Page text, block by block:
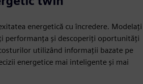
energetică cu încredere. Modelați
performanța și descoperiți oportunități
utilizând informații bazate pe
energetice mai inteligente și mai